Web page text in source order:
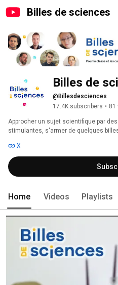
Billes de sciences
Billes de
@Billesdesciences
17.4K subscribers • 81
Approcher un sujet scientifique par
stimulantes, s'armer de quelques
"Billes de Sciences" !
X
Home Videos Playlists